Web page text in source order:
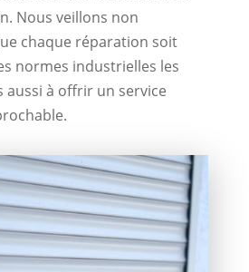
Nous veillons non
chaque réparation soit
normes industrielles les
aussi à offrir un service